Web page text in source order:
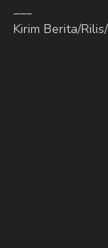
___
Kirim Berita/